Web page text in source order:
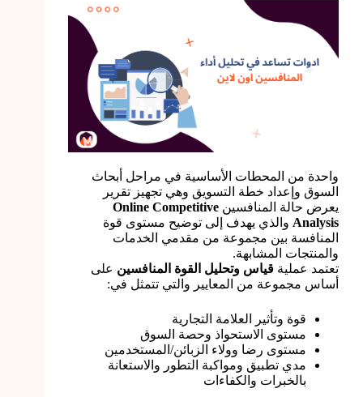
واحدة من المحطات الأساسية في مراحل أبحاث
السوق وإعداد خطة التسويق وهي تجهيز تقرير
يعرض حالة المنافسين Online Competitive
Analysis والذي يهدف إلى توضيح مستوى قوة
المنافسة بين مجموعة من مقدمي الخدمات
والمنتجات المشابهة.
تعتمد عملية قياس وتحليل القوة المنافسين على
أساس مجموعة من المعايير والتي تتمثل في:
قوة وتأثير العلامة التجارية
مستوى الاستحواذ وحصة السوق
مستوى رضا وولاء الزبائن/المستخدمين
مدي تطبيق ومواكبة التطور والاستعانة
بالخبرات والكفاءات